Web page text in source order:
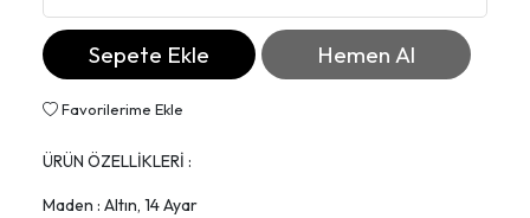
Sepete Ekle Hemen Al
Favorilerime Ekle
ÜRÜN ÖZELLİKLERİ :
Maden : Altın, 14 Ayar